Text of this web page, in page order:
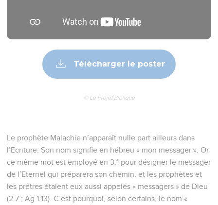
Télécharger le poster
© Le Projet Biblique
Le prophète Malachie n’apparaît nulle part ailleurs dans
l’Ecriture. Son nom signifie en hébreu « mon messager ». Or
ce même mot est employé en 3.1 pour désigner le messager
de l’Eternel qui préparera son chemin, et les prophètes et
les prêtres étaient eux aussi appelés « messagers » de Dieu
(2.7 ; Ag 1.13). C’est pourquoi, selon certains, le nom «